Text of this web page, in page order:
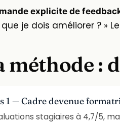
explicite de
je dois améliorer ? »
méthode :
1 — Cadre devenue
stagiaires à 4,7/5,